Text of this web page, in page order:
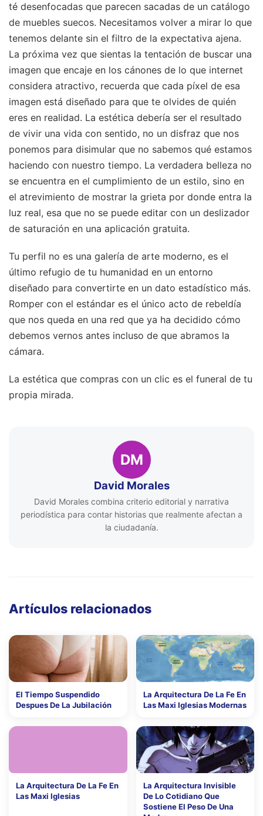
té desenfocadas que parecen sacadas de un catálogo
de muebles suecos. Necesitamos volver a mirar lo que
tenemos delante sin el filtro de la expectativa ajena.
La próxima vez que sientas la tentación de buscar una
imagen que encaje en los cánones de lo que internet
considera atractivo, recuerda que cada píxel de esa
imagen está diseñado para que te olvides de quién
eres en realidad. La estética debería ser el resultado
de vivir una vida con sentido, no un disfraz que nos
ponemos para disimular que no sabemos qué estamos
haciendo con nuestro tiempo. La verdadera belleza no
se encuentra en el cumplimiento de un estilo, sino en
el atrevimiento de mostrar la grieta por donde entra la
luz real, esa que no se puede editar con un deslizador
de saturación en una aplicación gratuita.
Tu perfil no es una galería de arte moderno, es el
último refugio de tu humanidad en un entorno
diseñado para convertirte en un dato estadístico más.
Romper con el estándar es el único acto de rebeldía
que nos queda en una red que ya ha decidido cómo
debemos vernos antes incluso de que abramos la
cámara.
La estética que compras con un clic es el funeral de tu
propia mirada.
DM
David Morales
David Morales combina criterio editorial y narrativa
periodística para contar historias que realmente afectan a
la ciudadanía.
Artículos relacionados
El Tiempo Suspendido
Despues De La Jubilación
La Arquitectura De La Fe En
Las Maxi Iglesias Modernas
La Arquitectura De La Fe En
Las Maxi Iglesias
La Arquitectura Invisible
De Lo Cotidiano Que
Sostiene El Peso De Una